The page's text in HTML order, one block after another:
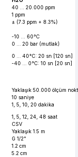
40 ... 20.000 ppm
1 ppm
± (7.3 ppm + 8.3%)
-10 ... 60°C
0 ... 20 bar (mutlak)
0 ... 40°C: 20 sn [120 sn]
-40 ... 0°C: 10 sn [20 sn]
Yaklaşık 50.000 ölçüm
10 saniye
1, 5, 10, 20 dakika
1, 5, 12, 24, 48 saat
CSV
Yaklaşık 1.5 m
G 1/2"
1.2 cm
5.2 cm